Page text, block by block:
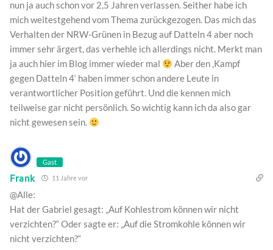
nun ja auch schon vor 2,5 Jahren verlassen. Seither habe ich
mich weitestgehend vom Thema zurückgezogen. Das mich das
Verhalten der NRW-Grünen in Bezug auf Datteln 4 aber noch
immer sehr ärgert, das verhehle ich allerdings nicht. Merkt man
ja auch hier im Blog immer wieder mal
Aber den ‚Kampf
gegen Datteln 4‘ haben immer schon andere Leute in
verantwortlicher Position geführt. Und die kennen mich
teilweise gar nicht persönlich. So wichtig kann ich da also gar
nicht gewesen sein.
Gast
Frank 11 Jahre vor
@Alle:
Hat der Gabriel gesagt: „Auf Kohlestrom können wir nicht
verzichten?“ Oder sagte er: „Auf die Stromkohle können wir
nicht verzichten?“